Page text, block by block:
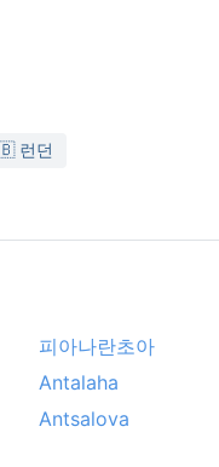
런던
피아나란초아
Antalaha
Antsalova